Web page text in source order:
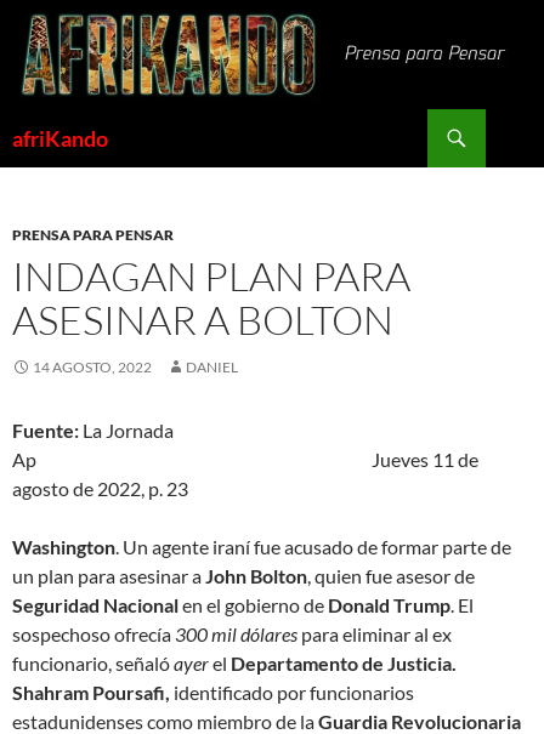
Saltar
contenido
afriKando
PRENSA PARA PENSAR
INDAGAN PLAN PARA
ASESINAR A BOLTON
14 AGOSTO, 2022 DANIEL
Fuente: La Jornada
Ap Jueves 11 de
agosto de 2022, p. 23
Washington. Un agente iraní fue acusado de formar parte de
un plan para asesinar aJohn Bolton, quien fue asesor de
Seguridad Nacionalen el gobierno de Donald Trump. El
sospechoso ofrecía 300 mil dólares paraeliminaral ex
funcionario, señalóayerel Departamento de Justicia.
Shahram Poursafi, identificado por funcionarios
estadunidenses como miembro de laGuardia Revolucionaria